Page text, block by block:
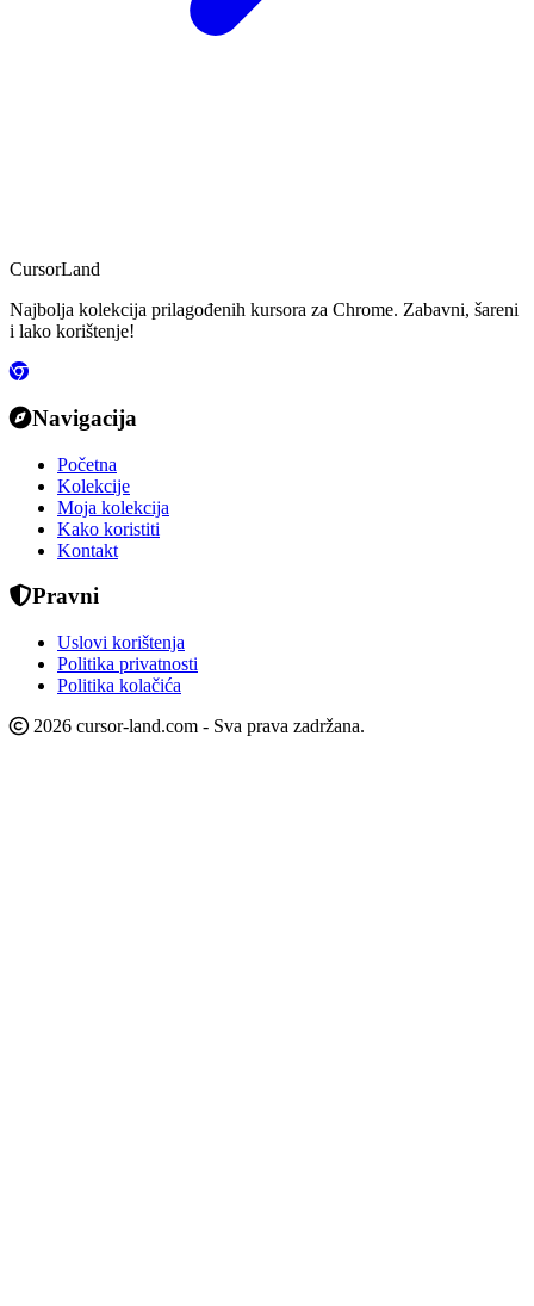
CursorLand
Najbolja kolekcija prilagođenih kursora za Chrome. Zabavni, šareni
i lako korištenje!
Navigacija
Početna
Kolekcije
Moja kolekcija
Kako koristiti
Kontakt
Pravni
Uslovi korištenja
Politika privatnosti
Politika kolačića
2026 cursor-land.com - Sva prava zadržana.